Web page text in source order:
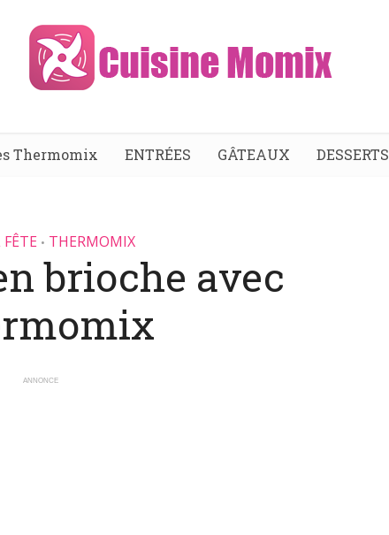
Thermomix ENTRÉES GÂTEAUX DESSERTS
• THERMOMIX
brioche avec
ANNONCE